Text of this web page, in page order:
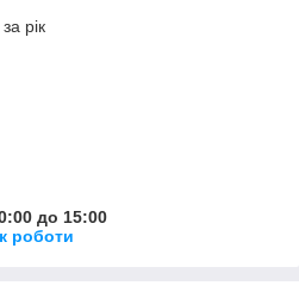
рік
до 15:00
роботи